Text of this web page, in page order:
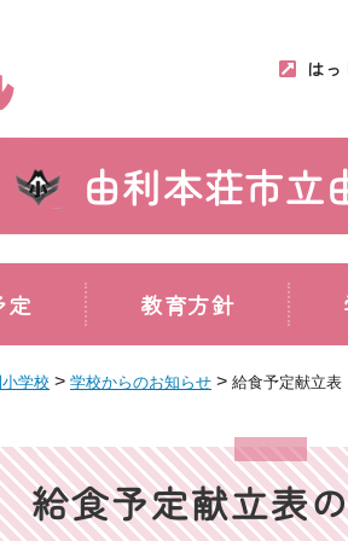
は
由利本荘市立
定 教育方針
学校 > 学校からのお知らせ > 給食予定献立表
給食予定献立表